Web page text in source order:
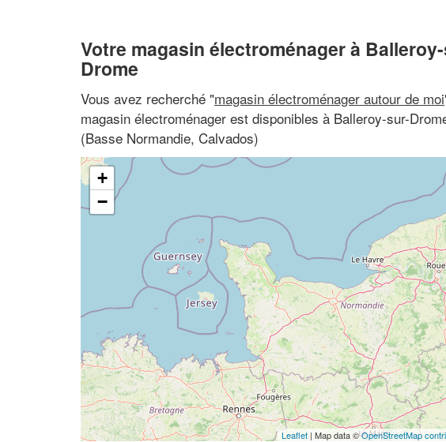
Votre magasin électroménager à
Drome
Vous avez recherché "magasin électroménager autour de moi
magasin électroménager est disponibles à Balleroy-sur-
(Basse Normandie, Calvados)
+
−
Leaflet| Map data ©OpenStreetMap